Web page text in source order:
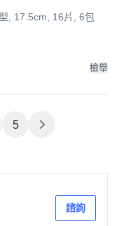
, 17.5cm, 16片, 6包
檢舉
5
諮詢